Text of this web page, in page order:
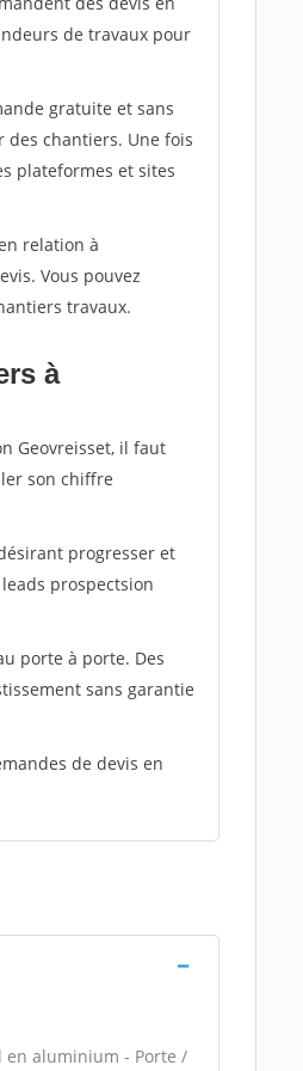
de travaux pour
gratuite et sans
chantiers. Une fois
plateformes et sites
relation à
Vous pouvez
travaux.
à
Geovreisset, il faut
son chiffre
progresser et
prospectsion
porte à porte. Des
sans garantie
de devis en
en aluminium - Porte /